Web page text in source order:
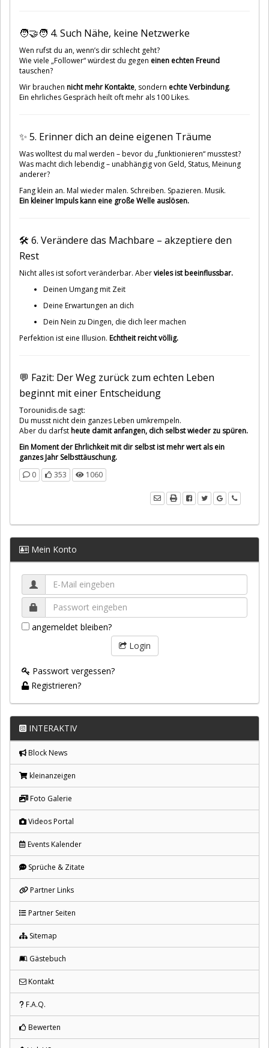
🧑‍🤝‍🧑 4. Such Nähe, keine Netzwerke
Wen rufst du an, wenn’s dir schlecht geht?
Wie viele „Follower“ würdest du gegen einen echten Freund
tauschen?
Wir brauchen nicht mehr Kontakte, sondern echte Verbindung.
Ein ehrliches Gespräch heilt oft mehr als 100 Likes.
✨ 5. Erinner dich an deine eigenen Träume
Was wolltest du mal werden – bevor du „funktionieren“ musstest?
Was macht dich lebendig – unabhängig von Geld, Status, Meinung
anderer?
Fang klein an. Mal wieder malen. Schreiben. Spazieren. Musik.
Ein kleiner Impuls kann eine große Welle auslösen.
🛠️ 6. Verändere das Machbare – akzeptiere den
Rest
Nicht alles ist sofort veränderbar. Abervieles ist beeinflussbar.
Deinen Umgang mit Zeit
Deine Erwartungen an dich
Dein Nein zu Dingen, die dich leer machen
Perfektion ist eine Illusion. Echtheit reicht völlig.
💬 Fazit: Der Weg zurück zum echten Leben
beginnt mit einer Entscheidung
Torounidis.de sagt:
Du musst nicht dein ganzes Leben umkrempeln.
Aber du darfst heute damit anfangen, dich selbst wieder zu spüren.
Ein Moment der Ehrlichkeit mit dir selbst ist mehr wert als ein
ganzes Jahr Selbsttäuschung.
0
353 1060
Mein Konto
angemeldet bleiben?
Login
Passwort vergessen?
Registrieren?
INTERAKTIV
Block News
kleinanzeigen
Foto Galerie
Videos Portal
Events Kalender
Sprüche & Zitate
Partner Links
Partner Seiten
Sitemap
Gästebuch
Kontakt
F.A.Q.
Bewerten